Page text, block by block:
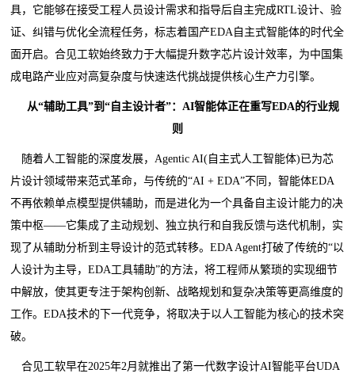
具，它能够在接受工程人员设计需求和指导后自主完成RTL设计、验
证、纠错与优化全流程任务，标志着国产EDA自主式智能体的时代全
面开启。合见工软始终致力于大幅提升数字芯片设计效率，为中国集
成电路产业应对高复杂度与快速迭代挑战提供核心生产力引擎。
从“辅助工具”到“自主设计者”：AI智能体正在重写EDA的行业规
则
随着人工智能的深度发展，Agentic AI(自主式人工智能体)已为芯
片设计领域带来范式革命，与传统的“AI + EDA”不同，智能体EDA
不再依赖单点模型提供辅助，而是进化为一个具备自主设计能力的决
策中枢——它集成了主动规划、独立执行和自我反馈与迭代机制，实
现了从辅助分析到主导设计的范式转移。EDA Agent打破了传统的“以
人设计为主导，EDA工具辅助”的方法，将工程师从繁琐的实现细节
中解放，使其更专注于架构创新、战略规划和复杂决策等更高维度的
工作。EDA技术的下一代竞争，将取决于以人工智能为核心的技术突
破。
合见工软早在2025年2月就推出了第一代数字设计AI智能平台UDA